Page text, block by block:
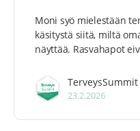
Moni syö mielestään
käsitystä siitä, miltä
näyttää. Rasvahapot
TerveysSummit
23.2.2026